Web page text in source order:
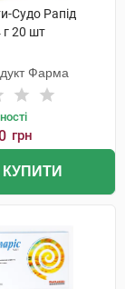
Судо Рапід
20 шт
Фарма
грн